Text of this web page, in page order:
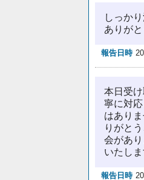
しっか
ありが
報告日時
本日受
寧に対
はあり
りがと
会があ
いたしま
報告日時